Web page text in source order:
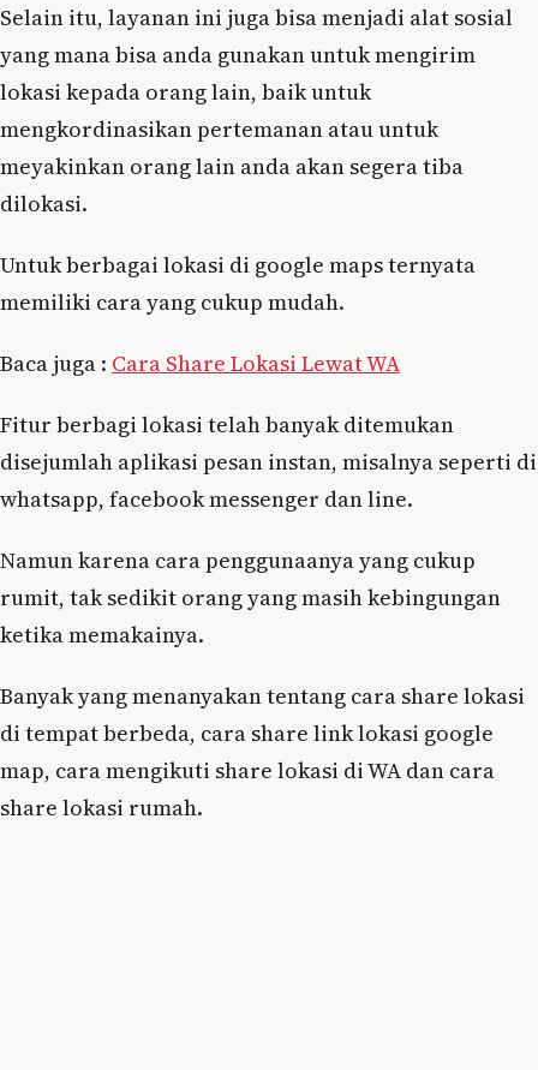
Selain itu, layanan ini juga bisa menjadi alat sosial
yang mana bisa anda gunakan untuk mengirim
lokasi kepada orang lain, baik untuk
mengkordinasikan pertemanan atau untuk
meyakinkan orang lain anda akan segera tiba
dilokasi.
Untuk berbagai lokasi di google maps ternyata
memiliki cara yang cukup mudah.
Baca juga : Cara Share Lokasi Lewat WA
Fitur berbagi lokasi telah banyak ditemukan
disejumlah aplikasi pesan instan, misalnya seperti di
whatsapp, facebook messenger dan line.
Namun karena cara penggunaanya yang cukup
rumit, tak sedikit orang yang masih kebingungan
ketika memakainya.
Banyak yang menanyakan tentang cara share lokasi
di tempat berbeda, cara share link lokasi google
map, cara mengikuti share lokasi di WA dan cara
share lokasi rumah.